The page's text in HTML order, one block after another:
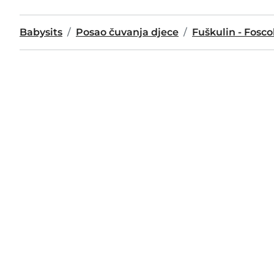
Babysits Posao čuvanja djece Fuškulin -